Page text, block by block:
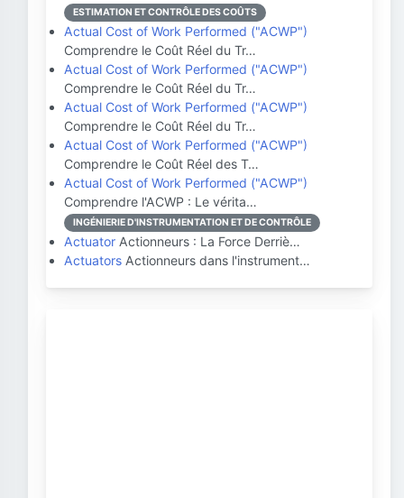
ESTIMATION ET CONTRÔLE DES COÛTS
Actual Cost of Work Performed ("ACWP")
Comprendre le Coût Réel du Tr…
Actual Cost of Work Performed ("ACWP")
Comprendre le Coût Réel du Tr…
Actual Cost of Work Performed ("ACWP")
Comprendre le Coût Réel du Tr…
Actual Cost of Work Performed ("ACWP")
Comprendre le Coût Réel des T…
Actual Cost of Work Performed ("ACWP")
Comprendre l'ACWP : Le vérita…
INGÉNIERIE D'INSTRUMENTATION ET DE CONTRÔLE
Actuator Actionneurs : La Force Derriè…
Actuators Actionneurs dans l'instrument…